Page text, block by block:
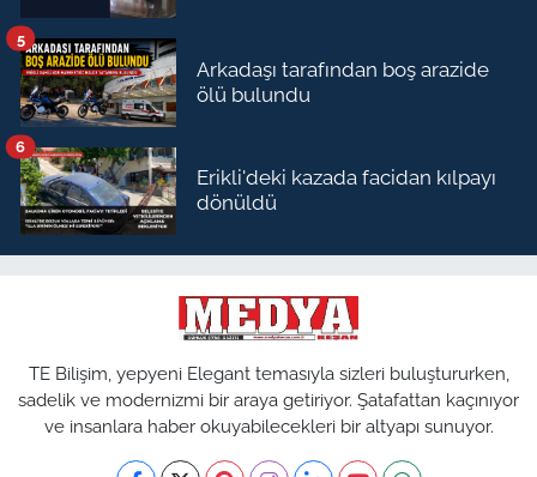
Arkadaşı tarafından boş arazide
ölü bulundu
5
Erikli'deki kazada facidan kılpayı
dönüldü
6
TE Bilişim, yepyeni Elegant temasıyla sizleri buluştururken,
sadelik ve modernizmi bir araya getiriyor. Şatafattan kaçınıyor
ve insanlara haber okuyabilecekleri bir altyapı sunuyor.